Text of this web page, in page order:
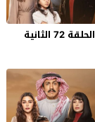
مسلسل امي الحلقة 72 الثانية